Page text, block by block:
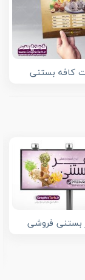
کافه بستنی
بستنی فروشی